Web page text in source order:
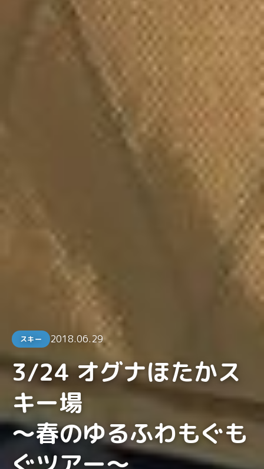
スキー 2018.06.29
3/24 オグナほたかス
キー場
～春のゆるふわもぐも